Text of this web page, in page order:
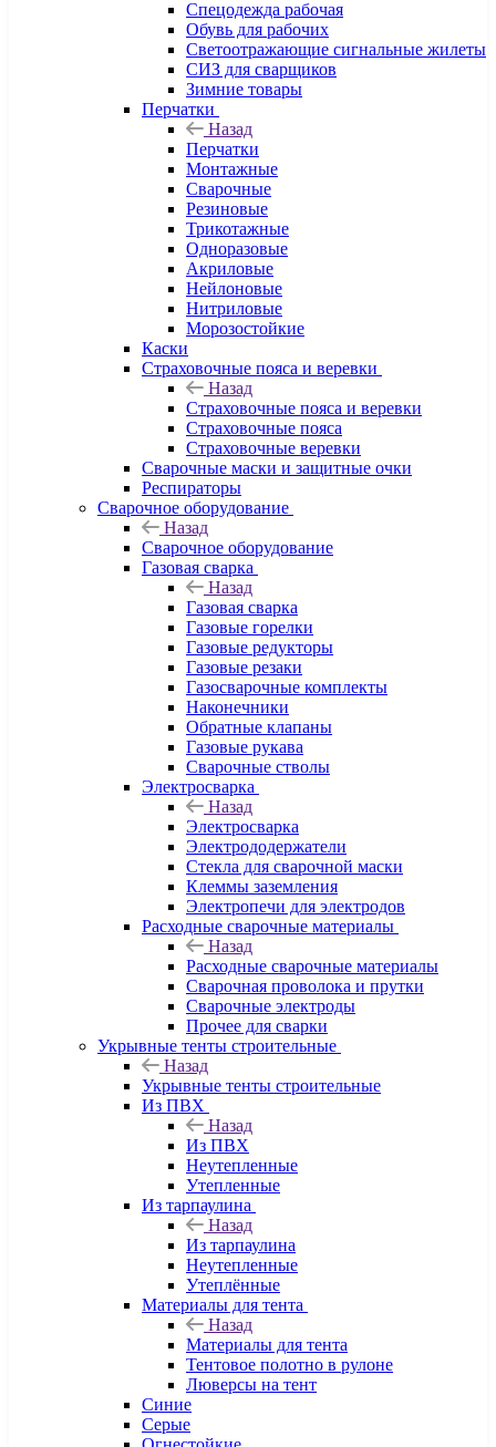
Спецодежда рабочая
Обувь для рабочих
Светоотражающие сигнальные жилеты
СИЗ для сварщиков
Зимние товары
Перчатки
Назад
Перчатки
Монтажные
Сварочные
Резиновые
Трикотажные
Одноразовые
Акриловые
Нейлоновые
Нитриловые
Морозостойкие
Каски
Страховочные пояса и веревки
Назад
Страховочные пояса и веревки
Страховочные пояса
Страховочные веревки
Сварочные маски и защитные очки
Респираторы
Сварочное оборудование
Назад
Сварочное оборудование
Газовая сварка
Назад
Газовая сварка
Газовые горелки
Газовые редукторы
Газовые резаки
Газосварочные комплекты
Наконечники
Обратные клапаны
Газовые рукава
Сварочные стволы
Электросварка
Назад
Электросварка
Электрододержатели
Стекла для сварочной маски
Клеммы заземления
Электропечи для электродов
Расходные сварочные материалы
Назад
Расходные сварочные материалы
Сварочная проволока и прутки
Сварочные электроды
Прочее для сварки
Укрывные тенты строительные
Назад
Укрывные тенты строительные
Из ПВХ
Назад
Из ПВХ
Неутепленные
Утепленные
Из тарпаулина
Назад
Из тарпаулина
Неутепленные
Утеплённые
Материалы для тента
Назад
Материалы для тента
Тентовое полотно в рулоне
Люверсы на тент
Синие
Серые